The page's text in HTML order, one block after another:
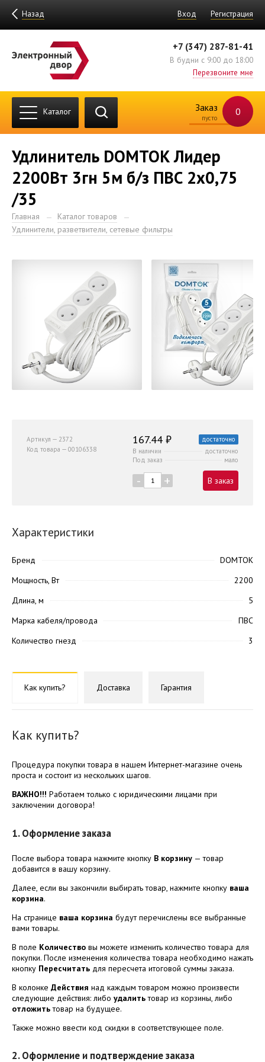
Назад Вход Регистрация
+7 (347) 287-81-41
В будни с 9:00 до 18:00
Перезвоните мне
Каталог Заказ 0
пусто
Удлинитель DOMTOK Лидер
2200Вт 3гн 5м б/з ПВС 2х0,75
/35
Главная
Каталог товаров
Удлинители, разветвители, сетевые фильтры
Характеристики
Бренд
DOMTOK
Мощность, Вт
2200
Длина, м
5
Марка кабеля/провода
ПВС
Количество гнезд
3
Артикул — 2372
Код товара — 00106338
167.44 ₽
достаточно
В наличии
достаточно
Под заказ
мало
- + В заказ
Как купить? Доставка Гарантия
Как купить?
Процедура покупки товара в нашем Интернет-магазине очень
проста и состоит из нескольких шагов.
ВАЖНО!!! Работаем только с юридическими лицами при
заключении договора!
1. Оформление заказа
После выбора товара нажмите кнопку В корзину — товар
добавится в вашу корзину.
Далее, если вы закончили выбирать товар, нажмите кнопку ваша
корзина.
На странице ваша корзина будут перечислены все выбранные
вами товары.
В поле Количество вы можете изменить количество товара для
покупки. После изменения количества товара необходимо нажать
кнопку Пересчитать для пересчета итоговой суммы заказа.
В колонке Действия над каждым товаром можно произвести
следующие действия: либо удалитьтовар из корзины, либо
отложитьтовар на будущее.
Также можно ввести код скидки в соответствующее поле.
2. Оформление и подтверждение заказа